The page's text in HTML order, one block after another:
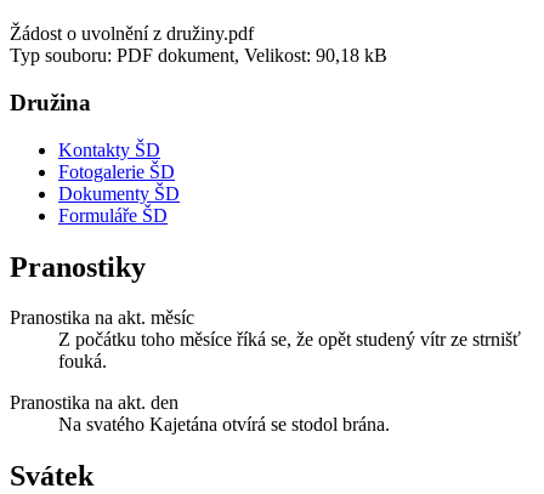
Žádost o uvolnění z družiny.pdf
Typ souboru: PDF dokument, Velikost: 90,18 kB
Družina
Kontakty ŠD
Fotogalerie ŠD
Dokumenty ŠD
Formuláře ŠD
Pranostiky
Pranostika na akt. měsíc
Z počátku toho měsíce říká se, že opět studený vítr ze strnišť
fouká.
Pranostika na akt. den
Na svatého Kajetána otvírá se stodol brána.
Svátek